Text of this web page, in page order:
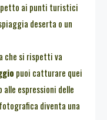
ai punti turistici
deserta o un
che si rispetti va
puoi catturare quei
espressioni delle
diventa una